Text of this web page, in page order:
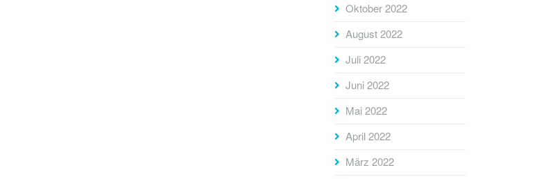
Oktober 2022
August 2022
Juli 2022
Juni 2022
Mai 2022
April 2022
März 2022